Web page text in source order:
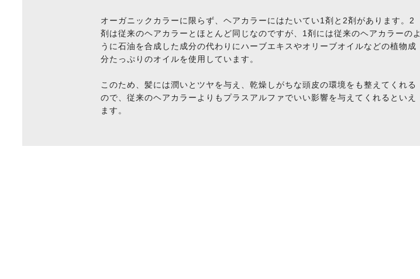
オーガニックカラーに限らず、ヘアカラーにはたいてい1剤と2剤があります。2
剤は従来のヘアカラーとほとんど同じなのですが、1剤には従来のヘアカラーのよ
うに石油を合成した成分の代わりにハーブエキスやオリーブオイルなどの植物成
分たっぷりのオイルを使用しています。
このため、髪には潤いとツヤを与え、乾燥しがちな頭皮の環境をも整えてくれる
ので、従来のヘアカラーよりもプラスアルファでいい影響を与えてくれるといえ
ます。